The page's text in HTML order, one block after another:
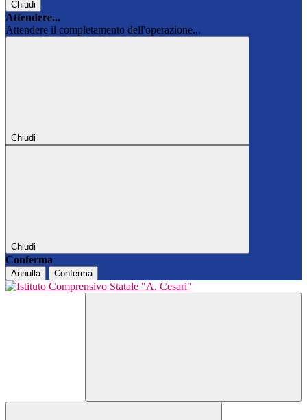
Chiudi
Attendere...
Attendere il completamento dell'operazione...
Chiudi
Chiudi
Conferma
Annulla Conferma